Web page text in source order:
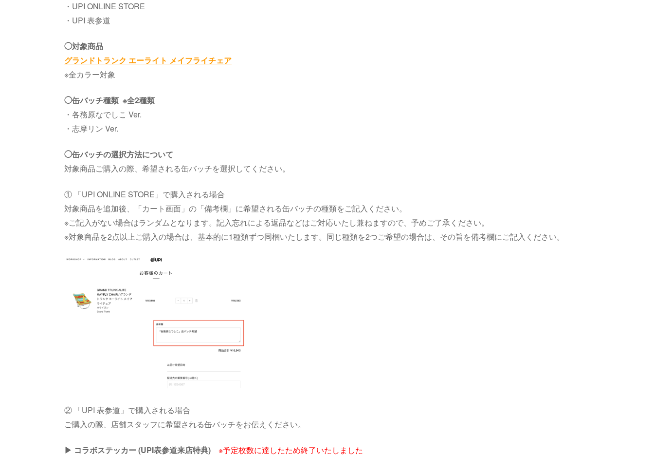
・UPI ONLINE STORE
・UPI 表参道
◯対象商品
グランドトランク エーライト メイフライチェア
※全カラー対象
◯缶バッチ種類 ※全2種類
・各務原なでしこ Ver.
・志摩リン Ver.
◯缶バッチの選択方法について
対象商品ご購入の際、希望される缶バッチを選択してください。
① 「UPI ONLINE STORE」で購入される場合
対象商品を追加後、「カート画面」の「備考欄」に希望される缶バッチの種類をご記入ください。
※ご記入がない場合はランダムとなります。記入忘れによる返品などはご対応いたし兼ねますので、予めご了承ください。
※対象商品を2点以上ご購入の場合は、基本的に1種類ずつ同梱いたします。同じ種類を2つご希望の場合は、その旨を備考欄にご記入ください。
② 「UPI 表参道」で購入される場合
ご購入の際、店舗スタッフに希望される缶バッチをお伝えください。
▶︎ コラボステッカー (UPI表参道来店特典) ※予定枚数に達したため終了いたしました